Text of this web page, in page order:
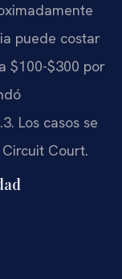
puede costar
$100-$300 por
Los casos se
Court.